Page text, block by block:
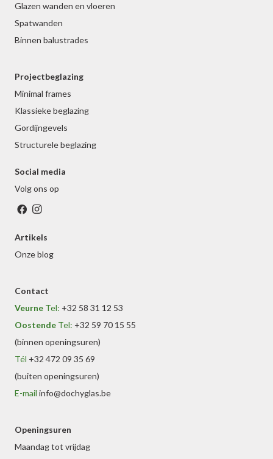
Glazen wanden en vloeren
Spatwanden
Binnen balustrades
Projectbeglazing
Minimal frames
Klassieke beglazing
Gordijngevels
Structurele beglazing
Social media
Volg ons op
Artikels
Onze blog
Contact
Veurne Tel: +32 58 31 12 53
Oostende Tel: +32 59 70 15 55
(binnen openingsuren)
Tél +32 472 09 35 69
(buiten openingsuren)
E-mail info@dochyglas.be
Openingsuren
Maandag tot vrijdag